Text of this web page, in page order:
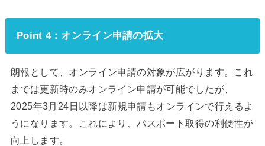
Point 4：オンライン申請の拡大
朗報として、オンライン申請の対象が広がります。これ
までは更新時のみオンライン申請が可能でしたが、
2025年3月24日以降は新規申請もオンラインで行えるよ
うになります。これにより、パスポート取得の利便性が
向上します。